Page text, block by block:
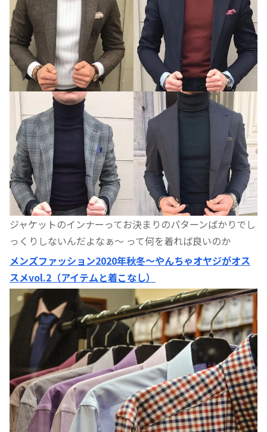
ジャケットのインナーってお決まりのパターンばかりでし
っくりしないんだよなぁ〜 って何を着れば良いのか
メンズファッション2020年秋冬〜やんちゃオヤジがオス
スメvol.2（アイテムと着こなし）